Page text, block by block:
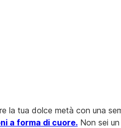
la tua dolce metà con una
a forma di cuore. Non sei